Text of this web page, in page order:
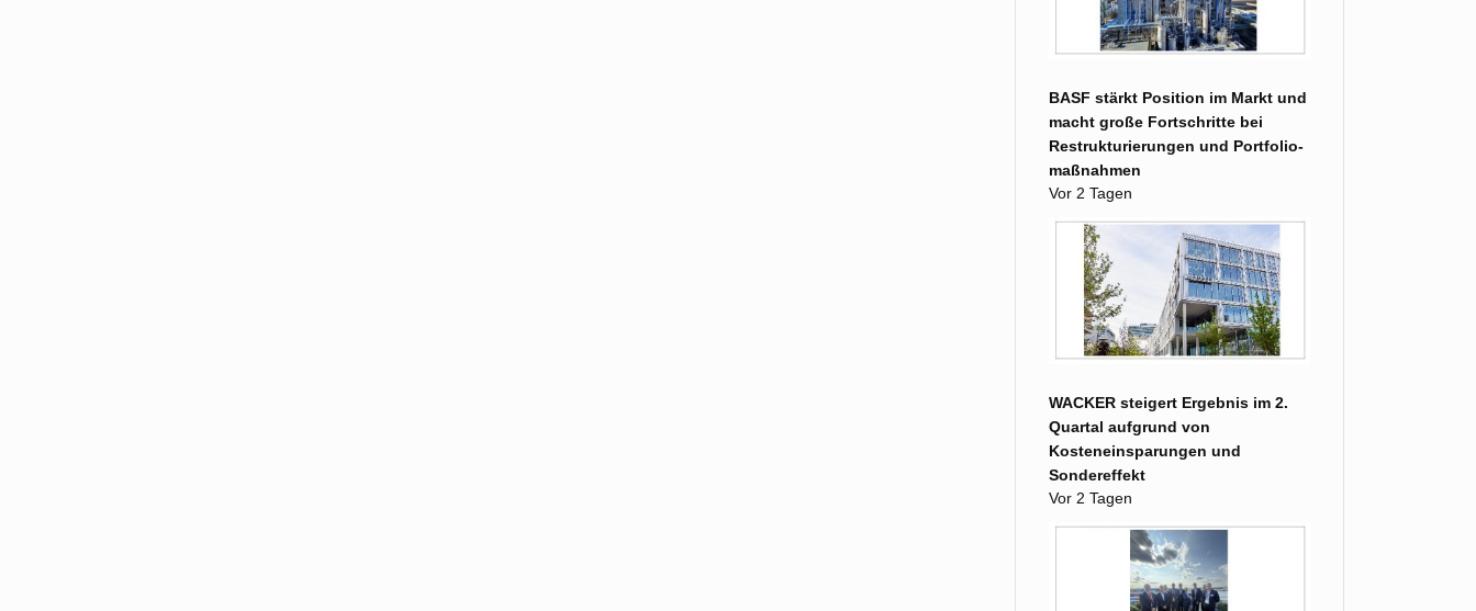
BASF stärkt Position im Markt und
macht große Fort­schritte bei
Restruk­turierungen und Portfolio­
maß­nahmen
Vor 2 Tagen
WACKER steigert Ergebnis im 2.
Quartal aufgrund von
Kosteneinsparungen und
Sondereffekt
Vor 2 Tagen